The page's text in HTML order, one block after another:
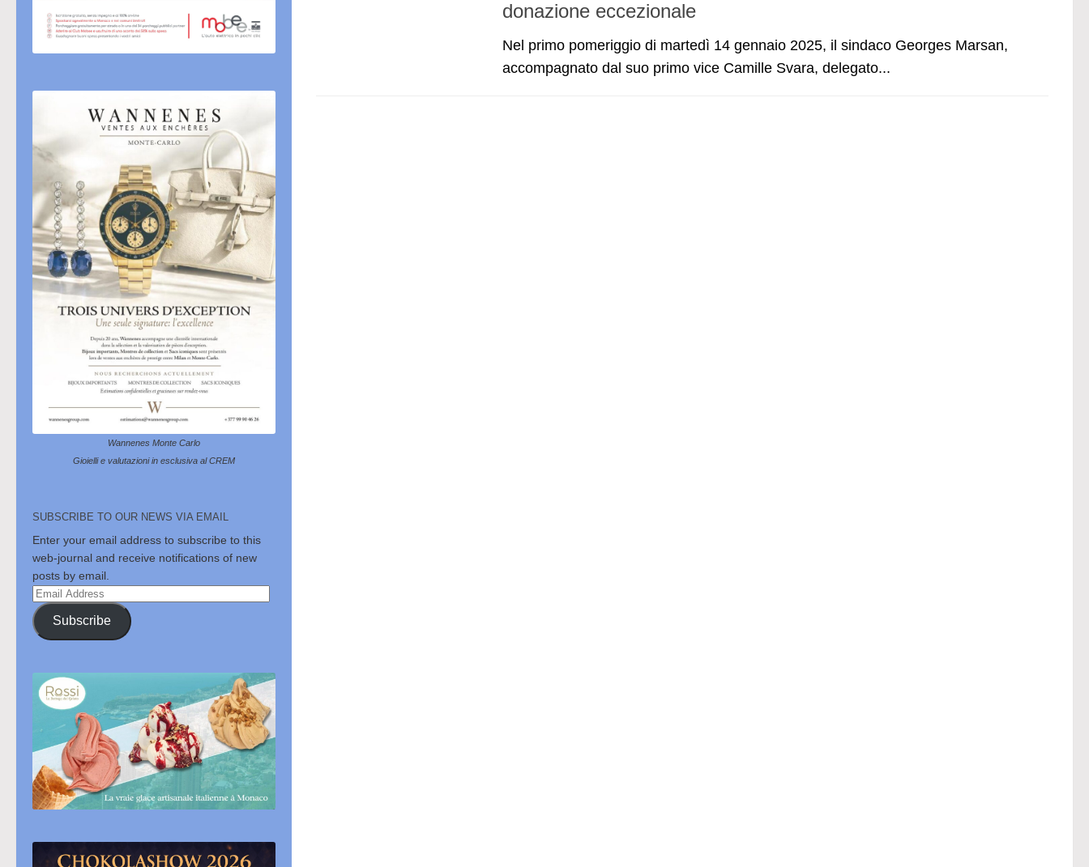
donazione eccezionale
Nel primo pomeriggio di martedì 14 gennaio 2025, il sindaco Georges Marsan,
accompagnato dal suo primo vice Camille Svara, delegato...
Wannenes Monte Carlo
Gioielli e valutazioni in esclusiva al CREM
SUBSCRIBE TO OUR NEWS VIA EMAIL
Enter your email address to subscribe to this
web-journal and receive notifications of new
posts by email.
Email
Address
Subscribe